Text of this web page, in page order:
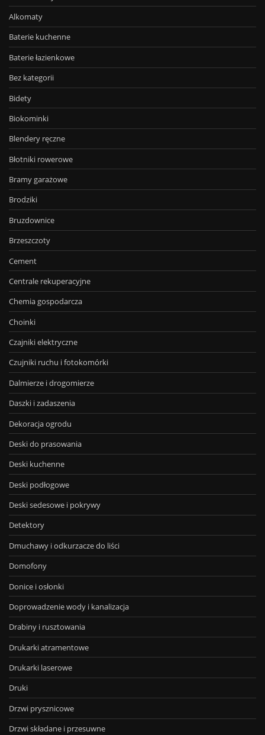
Alkomaty
Baterie kuchenne
Baterie łazienkowe
Bez kategorii
Bidety
Biokominki
Blendery ręczne
Błotniki rowerowe
Bramy garażowe
Brodziki
Bruzdownice
Brzeszczoty
Cement
Centrale rekuperacyjne
Chemia gospodarcza
Choinki
Czajniki elektryczne
Czujniki ruchu i fotokomórki
Dalmierze i drogomierze
Daszki i zadaszenia
Dekoracja ogrodu
Deski do prasowania
Deski kuchenne
Deski podłogowe
Deski sedesowe i pokrywy
Detektory
Dmuchawy i odkurzacze do liści
Domofony
Donice i osłonki
Doprowadzenie wody i kanalizacja
Drabiny i rusztowania
Drukarki atramentowe
Drukarki laserowe
Druki
Drzwi prysznicowe
Drzwi składane i przesuwne